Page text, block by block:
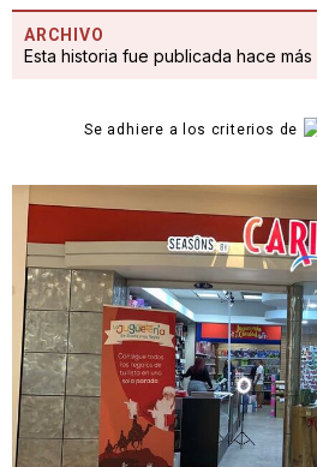
ARCHIVO
Esta historia fue publicada hace más
Se adhiere a los criterios de